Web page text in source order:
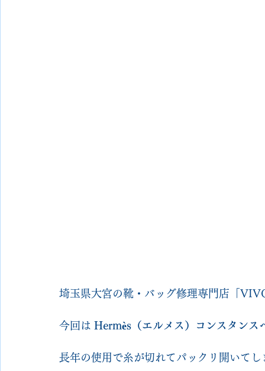
埼玉県大宮の靴・バッグ修理専門店「
今回は Hermès（エルメス）コンスタンス
長年の使用で糸が切れてパックリ開いて